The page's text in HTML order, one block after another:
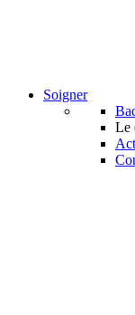
Soigner
Le